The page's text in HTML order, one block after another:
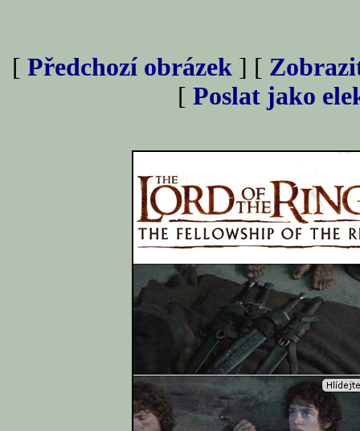
[ Předchozí obrázek ] [
[ Poslat jako